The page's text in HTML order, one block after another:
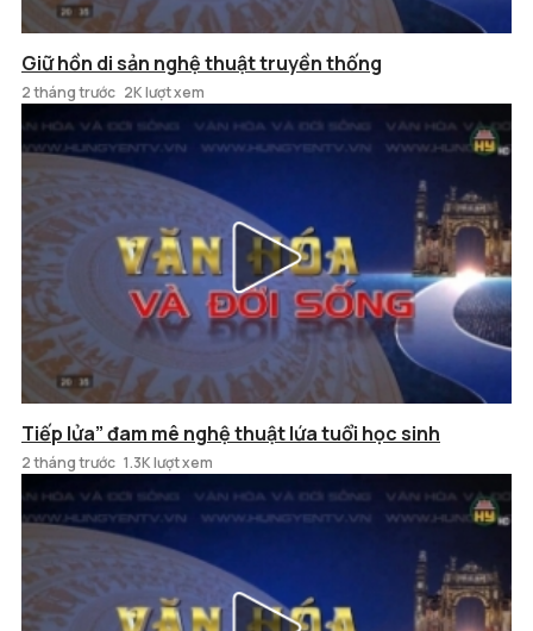
Giữ hồn di sản nghệ thuật truyền thống
2 tháng trước 2K lượt xem
Tiếp lửa” đam mê nghệ thuật lứa tuổi học sinh
2 tháng trước 1.3K lượt xem